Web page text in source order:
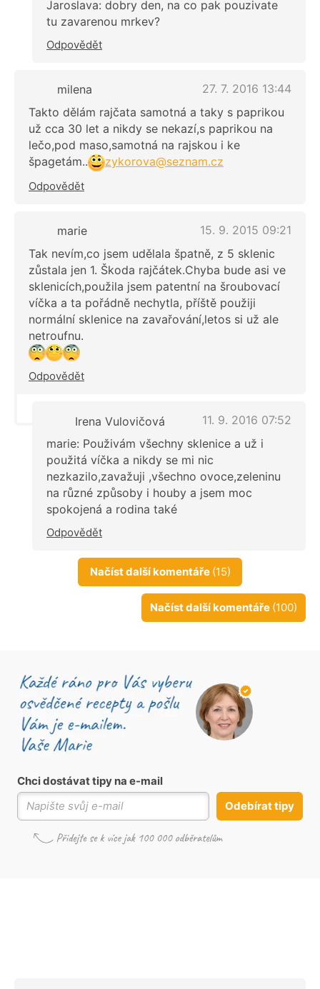
Jaroslava: dobry den, na co pak pouzivate
tu zavarenou mrkev?
Odpovědět
milena
27. 7. 2016 13:44
Takto dělám rajčata samotná a taky s paprikou
už cca 30 let a nikdy se nekazí,s paprikou na
lečo,pod maso,samotná na rajskou i ke
špagetám..
zykorova@seznam.cz
Odpovědět
marie
15. 9. 2015 09:21
Tak nevím,co jsem udělala špatně, z 5 sklenic
zůstala jen 1. Škoda rajčátek.Chyba bude asi ve
sklenicích,použila jsem patentní na šroubovací
víčka a ta pořádně nechytla, příště použiji
normální sklenice na zavařování,letos si už ale
netroufnu.
Odpovědět
Irena Vulovičová
11. 9. 2016 07:52
marie: Použivám všechny sklenice a už i
použitá víčka a nikdy se mi nic
nezkazilo,zavažuji ,všechno ovoce,zeleninu
na různé způsoby i houby a jsem moc
spokojená a rodina také
Odpovědět
Načíst další komentáře (15)
Načíst další komentáře (100)
Chci dostávat tipy na e-mail
Odebírat tipy